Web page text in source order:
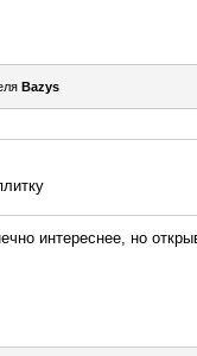
Bazys
интереснее, но